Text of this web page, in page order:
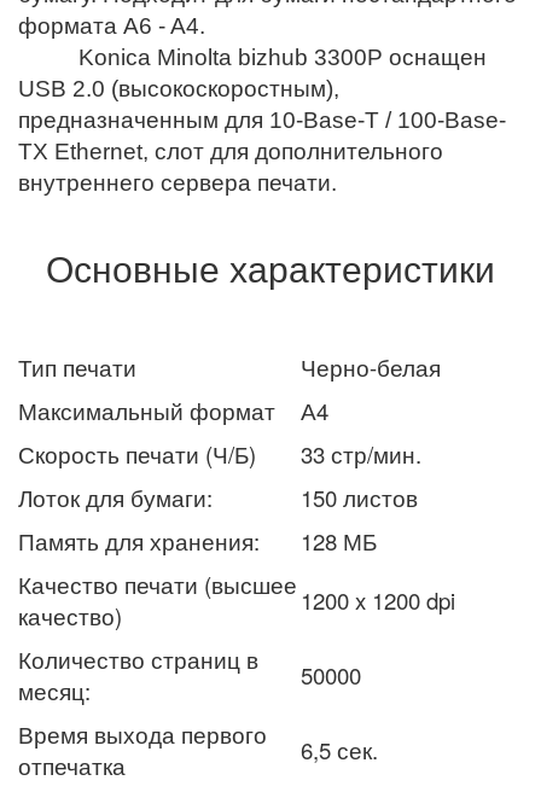
формата A6 - A4.
Konica Minolta bizhub 3300P оснащен
USB 2.0 (высокоскоростным),
предназначенным для 10-Base-T / 100-Base-
TX Ethernet, слот для дополнительного
внутреннего сервера печати.
Основные характеристики
Тип печати
Черно-белая
Максимальный формат
А4
Скорость печати (Ч/Б)
33 стр/мин.
Лоток для бумаги:
150 листов
Память для хранения:
128 МБ
Качество печати (высшее
качество)
1200 x 1200 dpi
Количество страниц в
месяц:
50000
Время выхода первого
отпечатка
6,5 сек.